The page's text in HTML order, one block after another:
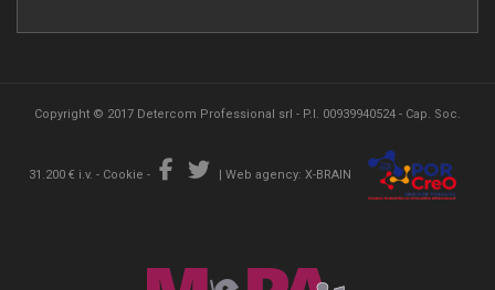
Copyright © 2017 Detercom Professional srl - P.I. 00939940524 - Cap. Soc.
31.200 € i.v. - Cookie - | Web agency: X-BRAIN